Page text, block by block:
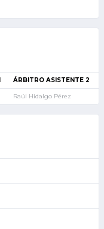
ÁRBITRO ASISTENTE 2
Raúl Hidalgo Pérez